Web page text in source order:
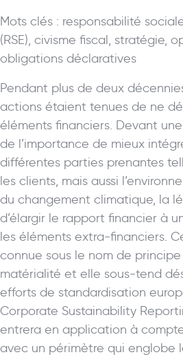
Mots clés : responsabilité
(RSE), civisme fiscal, stratégie,
obligations déclaratives
Pendant plus de deux
actions étaient tenues de ne
éléments financiers. Devant
de l’importance de mieux
différentes parties prenantes
les clients, mais aussi
du changement climatique, la
d’élargir le rapport financier à
les éléments extra-financiers.
connue sous le nom de
matérialité et elle sous-tend
efforts de standardisation
Corporate Sustainability
entrera en application à
avec un périmètre qui englobe